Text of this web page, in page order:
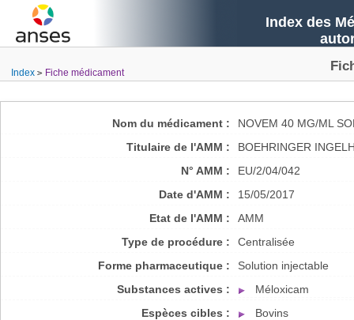
Index des
Index Fiche médicament
Nom du médicament :
NOVEM 40 MG/ML
Titulaire de l'AMM :
BOEHRINGER
N° AMM :
EU/2/04/042
Date d'AMM :
15/05/2017
Etat de l'AMM :
AMM
Type de procédure :
Centralisée
Forme pharmaceutique :
Solution injectable
Substances actives :
Méloxicam
Espèces cibles :
Bovins